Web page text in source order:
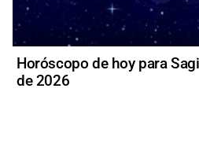
Horóscopo de hoy para
de 2026